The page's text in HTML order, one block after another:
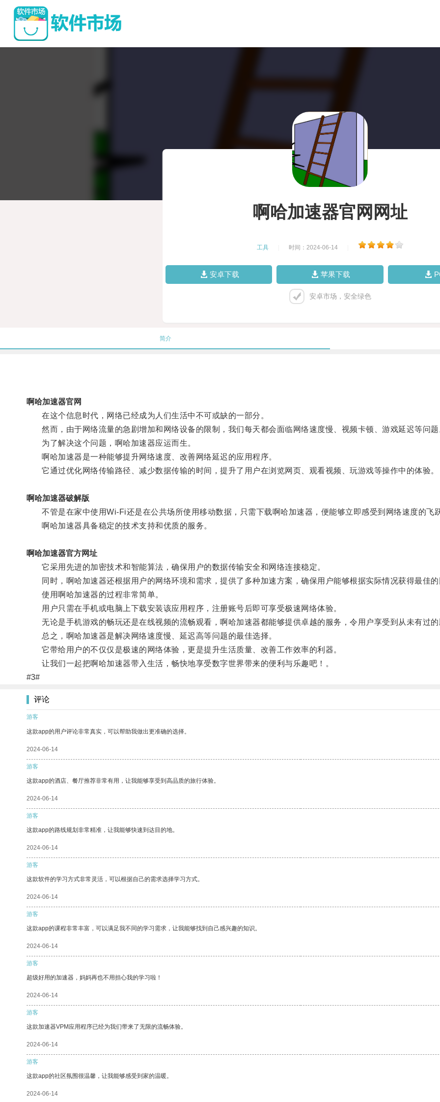
啊哈加速器官网网址
工具 时间：2024-06-14
安卓下载 苹果下载
安卓市场，安全绿色
简介
啊哈加速器官网
在这个信息时代，网络已经成为人们生活中不可或缺的一部分。
然而，由于网络流量的急剧增加和网络设备的限制，我们每天都会面临网络速度慢、视频卡顿、游戏延迟等问题
为了解决这个问题，啊哈加速器应运而生。
啊哈加速器是一种能够提升网络速度、改善网络延迟的应用程序。
它通过优化网络传输路径、减少数据传输的时间，提升了用户在浏览网页、观看视频、玩游戏等操作中的体验。
啊哈加速器破解版
不管是在家中使用Wi-Fi还是在公共场所使用移动数据，只需下载啊哈加速器，便能够立即感受到网络速度的飞跃
啊哈加速器具备稳定的技术支持和优质的服务。
啊哈加速器官方网址
它采用先进的加密技术和智能算法，确保用户的数据传输安全和网络连接稳定。
同时，啊哈加速器还根据用户的网络环境和需求，提供了多种加速方案，确保用户能够根据实际情况获得最佳的
使用啊哈加速器的过程非常简单。
用户只需在手机或电脑上下载安装该应用程序，注册账号后即可享受极速网络体验。
无论是手机游戏的畅玩还是在线视频的流畅观看，啊哈加速器都能够提供卓越的服务，令用户享受到从未有过的
总之，啊哈加速器是解决网络速度慢、延迟高等问题的最佳选择。
它带给用户的不仅仅是极速的网络体验，更是提升生活质量、改善工作效率的利器。
让我们一起把啊哈加速器带入生活，畅快地享受数字世界带来的便利与乐趣吧！。
#3#
评论
游客
这款app的用户评论非常真实，可以帮助我做出更准确的选择。
2024-06-14
游客
这款app的酒店、餐厅推荐非常有用，让我能够享受到高品质的旅行体验。
2024-06-14
游客
这款app的路线规划非常精准，让我能够快速到达目的地。
2024-06-14
游客
这款软件的学习方式非常灵活，可以根据自己的需求选择学习方式。
2024-06-14
游客
这款app的课程非常丰富，可以满足我不同的学习需求，让我能够找到自己感兴趣的知识。
2024-06-14
游客
超级好用的加速器，妈妈再也不用担心我的学习啦！
2024-06-14
游客
这款加速器VPM应用程序已经为我们带来了无限的流畅体验。
2024-06-14
游客
这款app的社区氛围很温馨，让我能够感受到家的温暖。
2024-06-14